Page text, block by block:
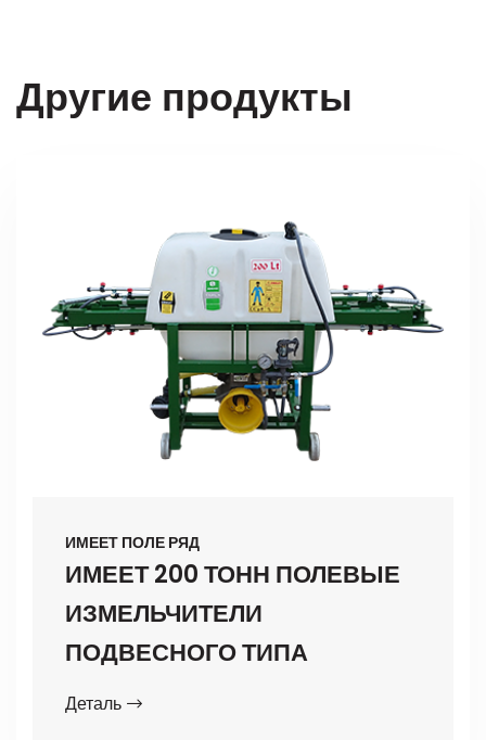
Другие продукты
ИМЕЕТ ПОЛЕ РЯД
ИМЕЕТ 200 ТОНН ПОЛЕВЫЕ
ИЗМЕЛЬЧИТЕЛИ
ПОДВЕСНОГО ТИПА
Деталь